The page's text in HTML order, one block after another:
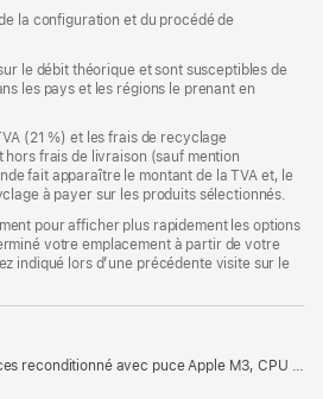
la configuration et du procédé de
le débit théorique et sont susceptibles de
les pays et les régions le prenant en
(21 %) et les frais de recyclage
hors frais de livraison (sauf mention
fait apparaître le montant de la TVA et, le
à payer sur les produits sélectionnés.
pour afficher plus rapidement les options
votre emplacement à partir de votre
indiqué lors d’une précédente visite sur le
avec puce Apple M3, CPU 8 cœurs et GPU 8 cœurs – Gris sidéral